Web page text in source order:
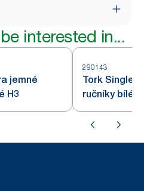
interested in...
jemné
H3
290143
Tork
ručníky bílé